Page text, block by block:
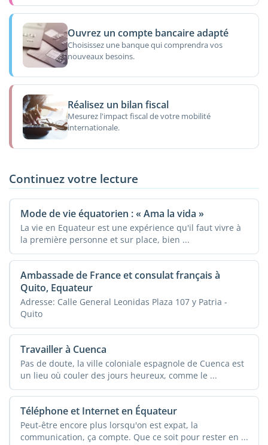
Ouvrez un compte bancaire adapté
Choisissez une banque qui comprendra vos
nouveaux besoins.
Réalisez un bilan fiscal
Mesurez l'impact fiscal de votre mobilité
internationale.
Continuez votre lecture
Mode de vie équatorien : « Ama la vida »
La vie en Equateur est une expérience qu'il faut vivre à
la première personne et sur place, bien ...
Ambassade de France et consulat français à
Quito, Equateur
Adresse: Calle General Leonidas Plaza 107 y Patria -
Quito
Travailler à Cuenca
Pas de doute, la ville coloniale espagnole de Cuenca est
un lieu où couler des jours heureux, comme le ...
Téléphone et Internet en Équateur
Peut-être encore plus lorsqu'on est expat, la
communication, ça compte. Que ce soit pour rester en ...